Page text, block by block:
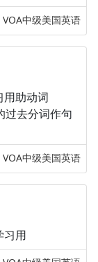
VOA中级美国英语
用助动词
去分词作句
VOA中级美国英语
习用